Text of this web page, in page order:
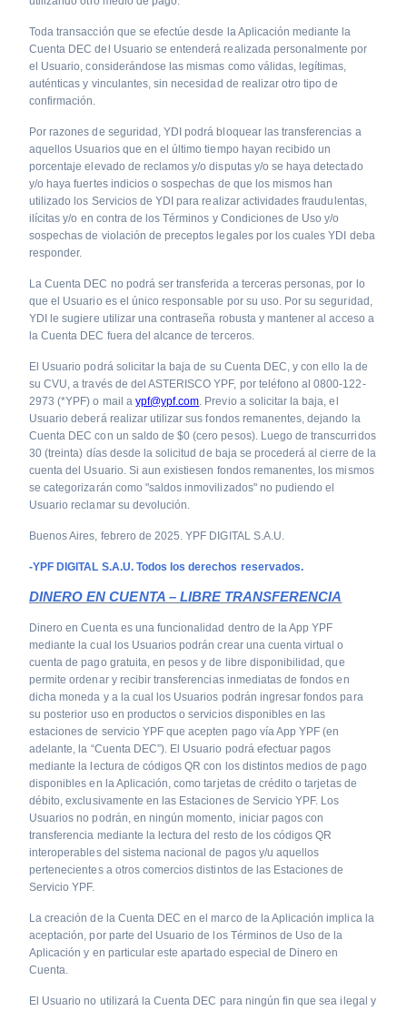
Toda transacción que se efectúe desde la Aplicación mediante la
Cuenta DEC del Usuario se entenderá realizada personalmente por
el Usuario, considerándose las mismas como válidas, legítimas,
auténticas y vinculantes, sin necesidad de realizar otro tipo de
confirmación.
Por razones de seguridad, YDI podrá bloquear las transferencias a
aquellos Usuarios que en el último tiempo hayan recibido un
porcentaje elevado de reclamos y/o disputas y/o se haya detectado
y/o haya fuertes indicios o sospechas de que los mismos han
utilizado los Servicios de YDI para realizar actividades fraudulentas,
ilícitas y/o en contra de los Términos y Condiciones de Uso y/o
sospechas de violación de preceptos legales por los cuales YDI deba
responder.
La Cuenta DEC no podrá ser transferida a terceras personas, por lo
que el Usuario es el único responsable por su uso. Por su seguridad,
YDI le sugiere utilizar una contraseña robusta y mantener al acceso a
la Cuenta DEC fuera del alcance de terceros.
El Usuario podrá solicitar la baja de su Cuenta DEC, y con ello la de
su CVU, a través de del ASTERISCO YPF, por teléfono al 0800-122-
2973 (*YPF) o mail a ypf@ypf.com. Previo a solicitar la baja, el
Usuario deberá realizar utilizar sus fondos remanentes, dejando la
Cuenta DEC con un saldo de $0 (cero pesos). Luego de transcurridos
30 (treinta) días desde la solicitud de baja se procederá al cierre de la
cuenta del Usuario. Si aun existiesen fondos remanentes, los mismos
se categorizarán como "saldos inmovilizados" no pudiendo el
Usuario reclamar su devolución.
Buenos Aires, febrero de 2025. YPF DIGITAL S.A.U.
-YPF DIGITAL S.A.U. Todos los derechos reservados.
DINERO EN CUENTA – LIBRE TRANSFERENCIA
Dinero en Cuenta es una funcionalidad dentro de la App YPF
mediante la cual los Usuarios podrán crear una cuenta virtual o
cuenta de pago gratuita, en pesos y de libre disponibilidad, que
permite ordenar y recibir transferencias inmediatas de fondos en
dicha moneda y a la cual los Usuarios podrán ingresar fondos para
su posterior uso en productos o servicios disponibles en las
estaciones de servicio YPF que acepten pago vía App YPF (en
adelante, la “Cuenta DEC”). El Usuario podrá efectuar pagos
mediante la lectura de códigos QR con los distintos medios de pago
disponibles en la Aplicación, como tarjetas de crédito o tarjetas de
débito, exclusivamente en las Estaciones de Servicio YPF. Los
Usuarios no podrán, en ningún momento, iniciar pagos con
transferencia mediante la lectura del resto de los códigos QR
interoperables del sistema nacional de pagos y/u aquellos
pertenecientes a otros comercios distintos de las Estaciones de
Servicio YPF.
La creación de la Cuenta DEC en el marco de la Aplicación implica la
aceptación, por parte del Usuario de los Términos de Uso de la
Aplicación y en particular este apartado especial de Dinero en
Cuenta.
El Usuario no utilizará la Cuenta DEC para ningún fin que sea ilegal y